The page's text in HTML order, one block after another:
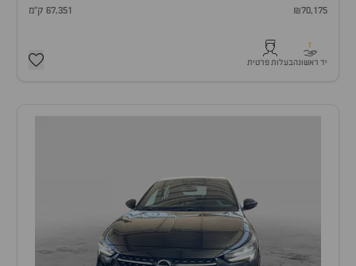
₪70,175 67,351 ק"מ
1
יד ראשונהבעלות פרטית